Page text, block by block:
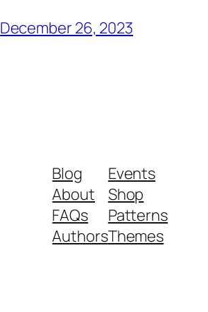
December 26, 2023
Blog
About
FAQs
Authors
Events
Shop
Patterns
Themes